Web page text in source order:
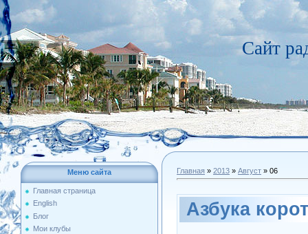
Сайт
Меню сайта
Главная страница
English
Блог
Мои клубы
Главная » 2013 » Август » 06
Азбука